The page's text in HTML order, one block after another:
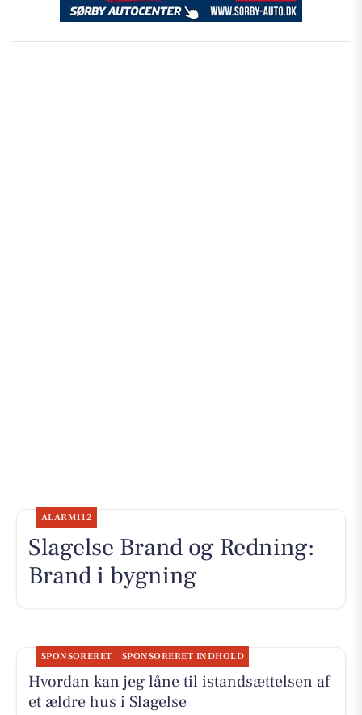
ALARM112
Slagelse Brand og Redning:
Brand i bygning
SPONSORERET SPONSORERET INDHOLD
Hvordan kan jeg låne til istandsættelsen af
et ældre hus i Slagelse